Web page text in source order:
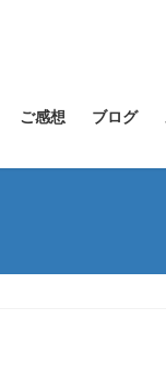
ご感想 ブログ